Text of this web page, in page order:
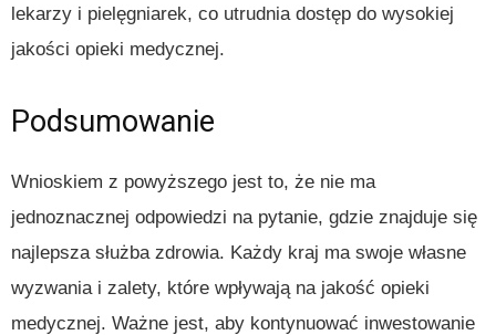
lekarzy i pielęgniarek, co utrudnia dostęp do wysokiej
jakości opieki medycznej.
Podsumowanie
Wnioskiem z powyższego jest to, że nie ma
jednoznacznej odpowiedzi na pytanie, gdzie znajduje się
najlepsza służba zdrowia. Każdy kraj ma swoje własne
wyzwania i zalety, które wpływają na jakość opieki
medycznej. Ważne jest, aby kontynuować inwestowanie